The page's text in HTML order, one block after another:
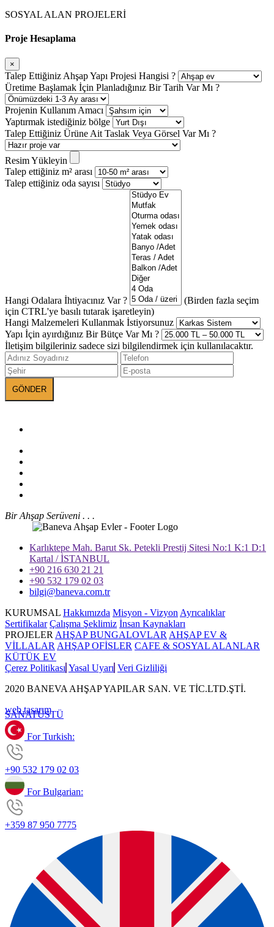
SOSYAL ALAN PROJELERİ
Proje Hesaplama
×
Talep Ettiğiniz Ahşap Yapı Projesi Hangisi ?
Üretime Başlamak İçin Planladığınız Bir Tarih Var Mı ?
Projenin Kullanım Amacı
Yaptırmak istediğiniz bölge
Talep Ettiğiniz Ürüne Ait Taslak Veya Görsel Var Mı ?
Resim Yükleyin
Talep ettiğiniz m² arası
Talep ettiğiniz oda sayısı
Hangi Odalara İhtiyacınız Var ?
(Birden fazla seçim
için CTRL'ye basılı tutarak işaretleyin)
Hangi Malzemeleri Kullanmak İstiyorsunuz
Yapı İçin ayırdığınız Bir Bütçe Var Mı ?
İletişim bilgileriniz sadece sizi bilgilendirmek için kullanılacaktır.
Bir Ahşap Serüveni . . .
Karlıktepe Mah. Barut Sk. Petekli Prestij Sitesi No:1 K:1 D:1
Kartal / İSTANBUL
+90 216 630 21 21
+90 532 179 02 03
bilgi@baneva.com.tr
KURUMSAL Hakkımızda Misyon - Vizyon Ayrıcalıklar
Sertifikalar Çalışma Şeklimiz İnsan Kaynakları
PROJELER AHŞAP BUNGALOVLAR AHŞAP EV &
VİLLALAR AHŞAP OFİSLER CAFE & SOSYAL ALANLAR
KÜTÜK EV
Çerez Politikası Yasal Uyarı Veri Gizliliği
2020 BANEVA AHŞAP YAPILAR SAN. VE TİC.LTD.ŞTİ.
web tasarım
SANATÜSTÜ
For Turkish:
+90 532 179 02 03
For Bulgarian:
+359 87 950 7775